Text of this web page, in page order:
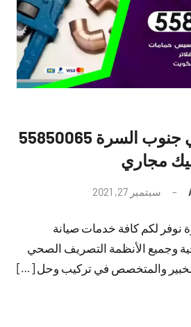
سباك فني صحي جنوب السرة 55850065
مجاري
سبتمبر 27, 2021
تعليقات
لكم كافة خدمات صيانة
وجميع الأنظمة التصريف الصحي
والمتخصص في تركيب وحل […]